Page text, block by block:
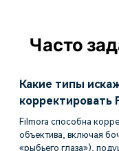
Часто
Какие типы
корректировать
Filmora способна
объектива, включая
«рыбьего глаза»),